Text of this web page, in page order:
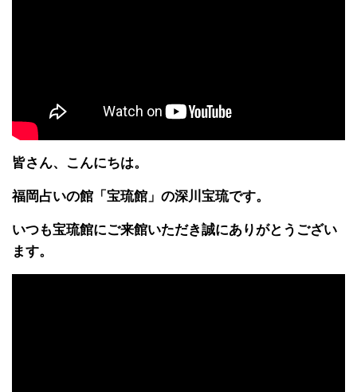
皆さん、こんにちは。
福岡占いの館「宝琉館」の深川宝琉です。
いつも宝琉館にご来館いただき誠にありがとうござい
ます。